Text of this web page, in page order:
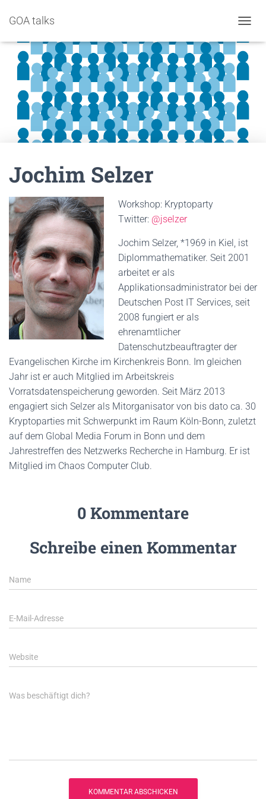
GOA talks
Jochim Selzer
Workshop: Kryptoparty
Twitter: @jselzer
Jochim Selzer, *1969 in Kiel, ist
Diplommathematiker. Seit 2001
arbeitet er als
Applikationsadministrator bei der
Deutschen Post IT Services, seit
2008 fungiert er als
ehrenamtlicher
Datenschutzbeauftragter der
Evangelischen Kirche im Kirchenkreis Bonn. Im gleichen
Jahr ist er auch Mitglied im Arbeitskreis
Vorratsdatenspeicherung geworden. Seit März 2013
engagiert sich Selzer als Mitorganisator von bis dato ca. 30
Kryptoparties mit Schwerpunkt im Raum Köln-Bonn, zuletzt
auf dem Global Media Forum in Bonn und dem
Jahrestreffen des Netzwerks Recherche in Hamburg. Er ist
Mitglied im Chaos Computer Club.
0 Kommentare
Schreibe einen Kommentar
Name
E-Mail-Adresse
Website
Was beschäftigt dich?